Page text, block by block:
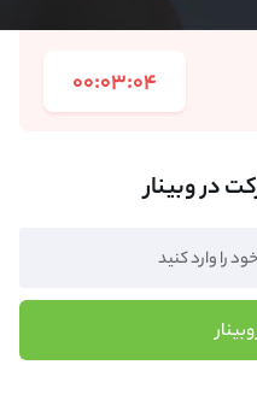
00:03:04
در وبینار